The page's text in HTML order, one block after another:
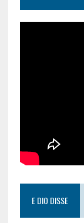
E DIO DISSE